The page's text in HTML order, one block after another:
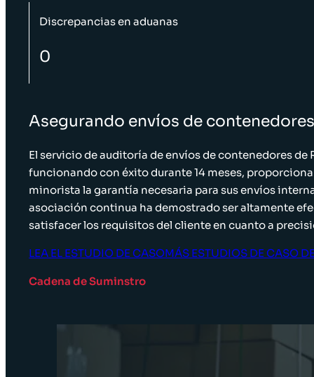
Asegurando envíos de
El servicio de auditoría de envíos de contenedores de
funcionando con éxito durante 14 meses,
minorista la garantía necesaria para sus envíos
asociación continua ha demostrado ser altamente
satisfacer los requisitos del cliente en cuanto a
LEA EL ESTUDIO DE CASOMÁS ESTUDIOS DE CASO
Cadena de Suminstro
Discrepancias en aduanas
0